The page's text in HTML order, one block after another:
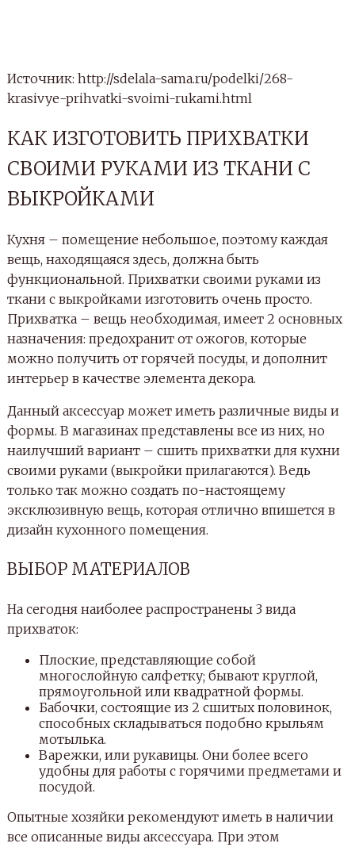
Источник: http://sdelala-sama.ru/podelki/268-
krasivye-prihvatki-svoimi-rukami.html
КАК ИЗГОТОВИТЬ ПРИХВАТКИ
СВОИМИ РУКАМИ ИЗ ТКАНИ С
ВЫКРОЙКАМИ
Кухня – помещение небольшое, поэтому каждая
вещь, находящаяся здесь, должна быть
функциональной. Прихватки своими руками из
ткани с выкройками изготовить очень просто.
Прихватка – вещь необходимая, имеет 2 основных
назначения: предохранит от ожогов, которые
можно получить от горячей посуды, и дополнит
интерьер в качестве элемента декора.
Данный аксессуар может иметь различные виды и
формы. В магазинах представлены все из них, но
наилучший вариант – сшить прихватки для кухни
своими руками (выкройки прилагаются). Ведь
только так можно создать по-настоящему
эксклюзивную вещь, которая отлично впишется в
дизайн кухонного помещения.
ВЫБОР МАТЕРИАЛОВ
На сегодня наиболее распространены 3 вида
прихваток:
Плоские, представляющие собой
многослойную салфетку; бывают круглой,
прямоугольной или квадратной формы.
Бабочки, состоящие из 2 сшитых половинок,
способных складываться подобно крыльям
мотылька.
Варежки, или рукавицы. Они более всего
удобны для работы с горячими предметами и
посудой.
Опытные хозяйки рекомендуют иметь в наличии
все описанные виды аксессуара. При этом